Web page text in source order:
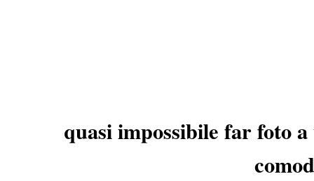
quasi impossibile far foto